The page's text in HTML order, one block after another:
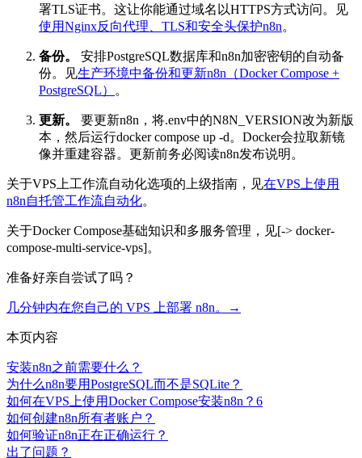
署TLS证书。这让你能通过域名以HTTPS方式访问。见
使用Nginx反向代理、TLS和安全头保护n8n。
备份。
安排PostgreSQL数据库和n8n加密密钥的自动备
份。见生产环境中备份和更新n8n（Docker Compose +
PostgreSQL）
。
更新。 要更新n8n，将.env中的N8N_VERSION改为新版
本，然后运行docker compose up -d。Docker会拉取新镜
像并重建容器。更新前务必阅读n8n发布说明。
关于VPS上工作流自动化选项的上级指南，见在VPS上使用
n8n自托管工作流自动化。
关于Docker Compose基础知识和多服务管理，见[-> docker-
compose-multi-service-vps]。
准备好亲自尝试了吗？
几分钟内在您自己的 VPS 上部署 n8n。 →
本页内容
安装n8n之前需要什么？
为什么n8n要用PostgreSQL而不是SQLite？
如何在VPS上使用Docker Compose安装n8n？ 6
如何创建n8n所有者账户？
如何验证n8n正在正确运行？
出了问题？